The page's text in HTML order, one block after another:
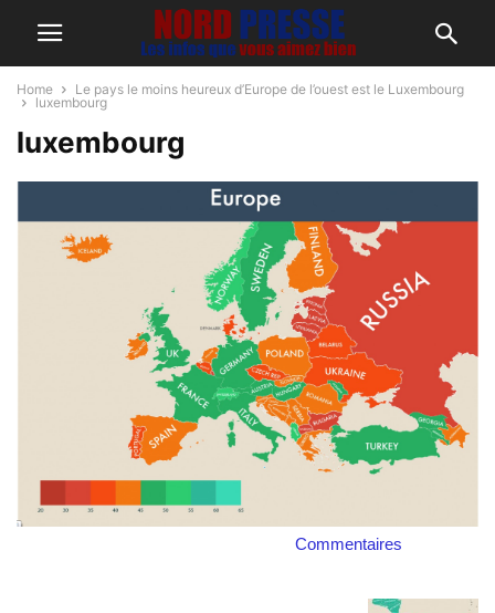
Home
Le pays le moins heureux d’Europe de l’ouest est le Luxembourg
luxembourg
luxembourg
Commentaires